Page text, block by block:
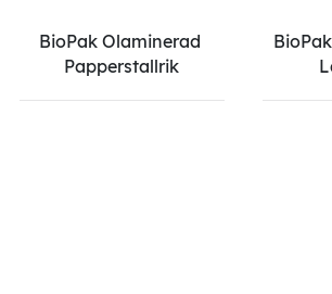
BioPak Olaminerad
Papperstallrik